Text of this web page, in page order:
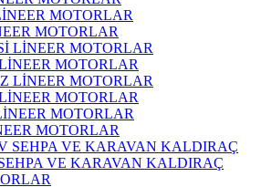
MOTORLAR
MOTORLAR
MOTORLAR
MOTORLAR
VE KARAVAN KALDIRAÇ